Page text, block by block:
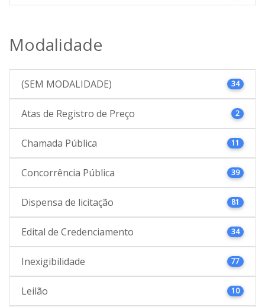
Modalidade
(SEM MODALIDADE) 34
Atas de Registro de Preço 2
Chamada Pública 11
Concorrência Pública 39
Dispensa de licitação 81
Edital de Credenciamento 34
Inexigibilidade 77
Leilão 10